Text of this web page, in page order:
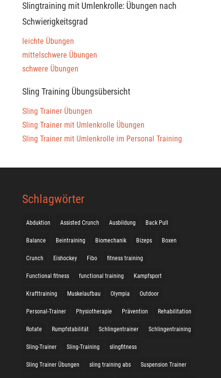
Slingtraining mit Umlenkrolle: Übungen nach
Schwierigkeitsgrad
leichte Übungen
mittelschwere Übungen
schwere Übungen
Sling Training Übungsübersicht
Sling Trainer Übungen
Sling Trainer mit Umlenkrolle Übungen
Sling Trainer mit Umlenkrolle im Personal Training
Schlagwörter
Abduktion Assisted Crunch Ausbildung Back Pull
Balance Beintraining Biomechanik Bizeps Boxen
Crunch Eishockey Fibo fitness training
Functional fitness functional training Kampfsport
Krafttraining Muskelaufbau Olympia Outdoor
Personal-Trainer Physiotherapie Prävention Rehabilitation
Rotate Rumpfstabilität Schlingentrainer Schlingentraining
Sling-Trainer Sling-Training slingfitness
Sling Trainer Übungen sling training abs Suspension Trainer